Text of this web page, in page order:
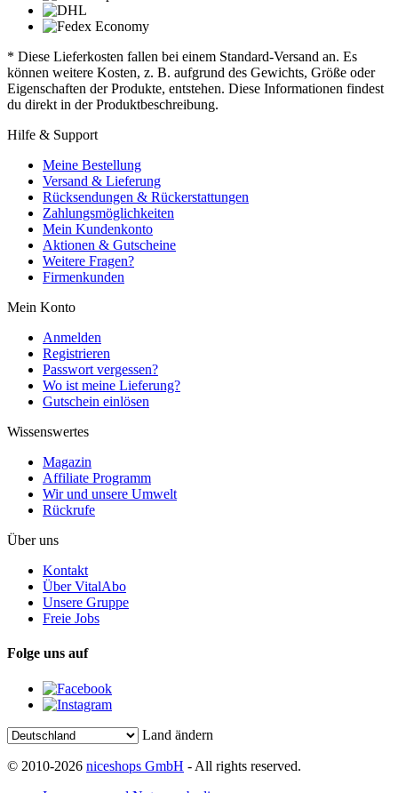
* Diese Lieferkosten fallen bei einem Standard-Versand an. Es
können weitere Kosten, z. B. aufgrund des Gewichts, Größe oder
Eigenschaften der Produkte, entstehen. Diese Informationen findest
du direkt in der Produktbeschreibung.
Hilfe & Support
Meine Bestellung
Versand & Lieferung
Rücksendungen & Rückerstattungen
Zahlungsmöglichkeiten
Mein Kundenkonto
Aktionen & Gutscheine
Weitere Fragen?
Firmenkunden
Mein Konto
Anmelden
Registrieren
Passwort vergessen?
Wo ist meine Lieferung?
Gutschein einlösen
Wissenswertes
Magazin
Affiliate Programm
Wir und unsere Umwelt
Rückrufe
Über uns
Kontakt
Über VitalAbo
Unsere Gruppe
Freie Jobs
Folge uns auf
Land ändern
© 2010-2026 niceshops GmbH - All rights reserved.